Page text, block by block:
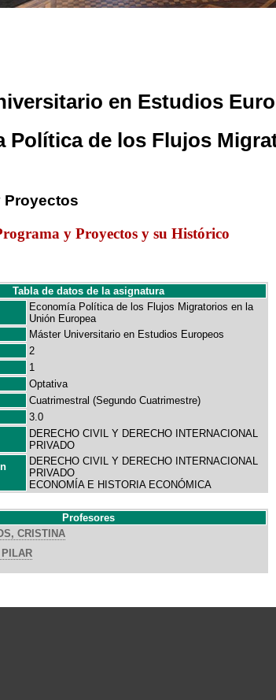
en Estudios
Política de los Flujos
Proyectos
y Proyectos y su Histórico
Tabla de datos de la asignatura
Economía Política de los Flujos Migratorios en la
Unión Europea
Máster Universitario en Estudios Europeos
2
1
Optativa
Cuatrimestral (Segundo Cuatrimestre)
3.0
DERECHO CIVIL Y DERECHO INTERNACIONAL
PRIVADO
DERECHO CIVIL Y DERECHO INTERNACIONAL
PRIVADO
ECONOMÍA E HISTORIA ECONÓMICA
Profesores
CRISTINA